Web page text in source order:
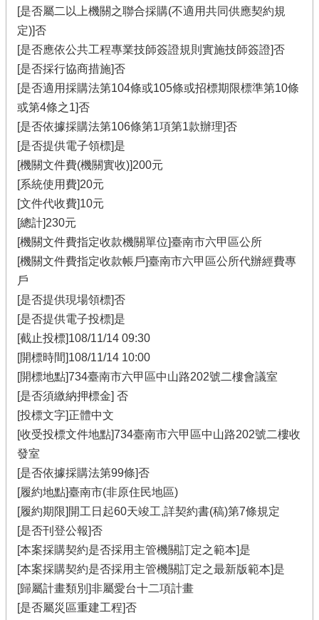
[是否屬二以上機關之聯合採購(不適用共同供應契約規
定)]否
[是否應依公共工程專業技師簽證規則實施技師簽證]否
[是否採行協商措施]否
[是否適用採購法第104條或105條或招標期限標準第10條
或第4條之1]否
[是否依據採購法第106條第1項第1款辦理]否
[是否提供電子領標]是
[機關文件費(機關實收)]200元
[系統使用費]20元
[文件代收費]10元
[總計]230元
[機關文件費指定收款機關單位]臺南市六甲區公所
[機關文件費指定收款帳戶]臺南市六甲區公所代辦經費專
戶
[是否提供現場領標]否
[是否提供電子投標]是
[截止投標]108/11/14 09:30
[開標時間]108/11/14 10:00
[開標地點]734臺南市六甲區中山路202號二樓會議室
[是否須繳納押標金] 否
[投標文字]正體中文
[收受投標文件地點]734臺南市六甲區中山路202號二樓收
發室
[是否依據採購法第99條]否
[履約地點]臺南市(非原住民地區)
[履約期限]開工日起60天竣工,詳契約書(稿)第7條規定
[是否刊登公報]否
[本案採購契約是否採用主管機關訂定之範本]是
[本案採購契約是否採用主管機關訂定之最新版範本]是
[歸屬計畫類別]非屬愛台十二項計畫
[是否屬災區重建工程]否